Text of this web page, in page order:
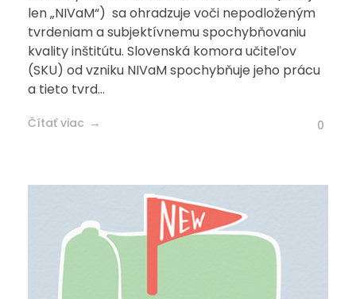
len „NIVaM“) sa ohradzuje voči nepodloženým
tvrdeniam a subjektívnemu spochybňovaniu
kvality inštitútu. Slovenská komora učiteľov
(SKU) od vzniku NIVaM spochybňuje jeho prácu
a tieto tvrd...
Čítať viac 0